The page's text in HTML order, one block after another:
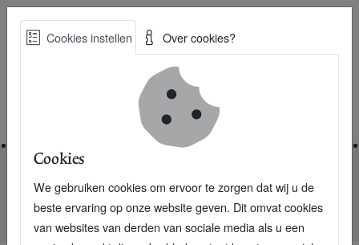
Skip
Best Practices voor een duurzame toekomst
Nieuwsarchief
Yumeko: Ganzendons in kussens nachtmerrie
Cookies instellen Over cookies?
Cookies
We gebruiken cookies om ervoor te zorgen dat wij u de
beste ervaring op onze website geven. Dit omvat cookies
van websites van derden van sociale media als u een